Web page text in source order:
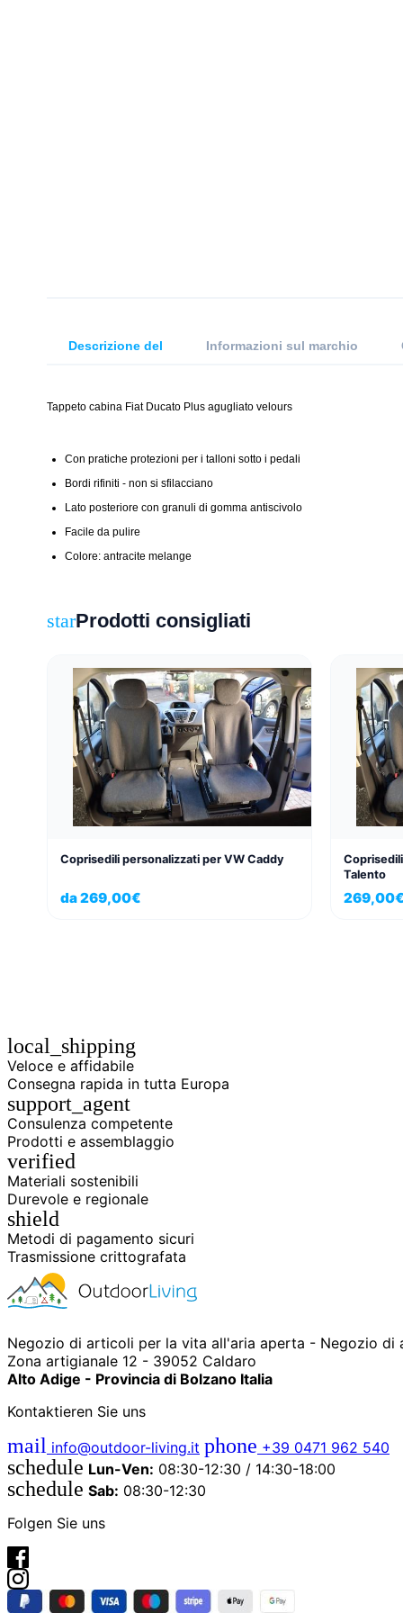
Descrizione del Informazioni sul marchio
Tappeto cabina Fiat Ducato Plus agugliato velours
Con pratiche protezioni per i talloni sotto i pedali
Bordi rifiniti - non si sfilacciano
Lato posteriore con granuli di gomma antiscivolo
Facile da pulire
Colore: antracite melange
starProdotti consigliati
Coprisedili personalizzati per VW Caddy
da269,00€
Talento
269,00
local_shipping
Veloce e affidabile
Consegna rapida in tutta Europa
support_agent
Consulenza competente
Prodotti e assemblaggio
verified
Materiali sostenibili
Durevole e regionale
shield
Metodi di pagamento sicuri
Trasmissione crittografata
Negozio di articoli per la vita all'aria aperta - Negozio
Zona artigianale 12 - 39052 Caldaro
Alto Adige - Provincia di Bolzano Italia
Kontaktieren Sie uns
mail info@outdoor-living.it phone +39 0471 962 540
schedule Lun-Ven: 08:30-12:30 / 14:30-18:00
schedule Sab: 08:30-12:30
Folgen Sie uns